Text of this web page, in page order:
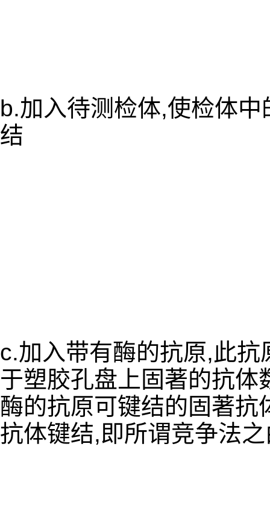
b.加入待测检体,使检体
结
c.加入带有酶的抗原,此
于塑胶孔盘上固著的抗
酶的抗原可键结的固著
抗体键结,即所谓竞争法